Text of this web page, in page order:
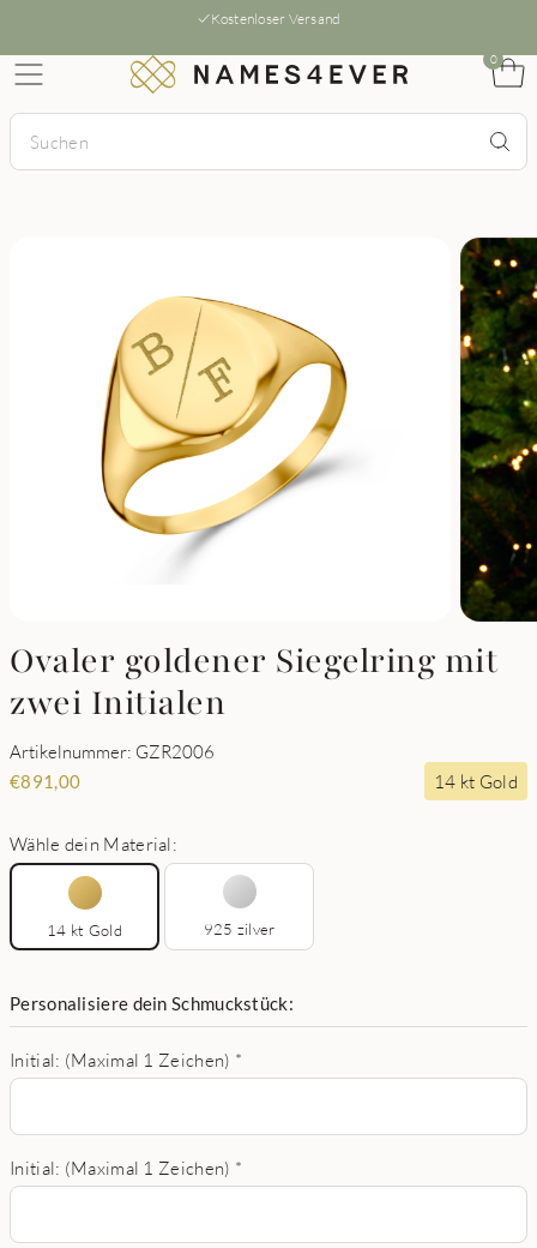
Kostenloser Versand
0
Ovaler goldener Siegelring mit
zwei Initialen
Artikelnummer: GZR2006
€891,00 14 kt Gold
Wähle dein Material:
14 kt Gold 925 zilver
Personalisiere dein Schmuckstück:
Initial: (Maximal 1 Zeichen) *
Initial: (Maximal 1 Zeichen) *